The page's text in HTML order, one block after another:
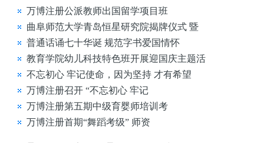
万博注册公派教师出国留学项目班
曲阜师范大学青岛恒星研究院揭牌仪式 暨
普通话诵七十华诞 规范字书爱国情怀
教育学院幼儿科技特色班开展迎国庆主题活
不忘初心 牢记使命，因为坚持 才有希望
万博注册召开 “不忘初心 牢记
万博注册第五期中级育婴师培训考
万博注册首期“舞蹈考级” 师资